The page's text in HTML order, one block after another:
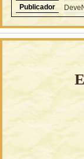
Publicador